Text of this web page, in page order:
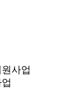
사업